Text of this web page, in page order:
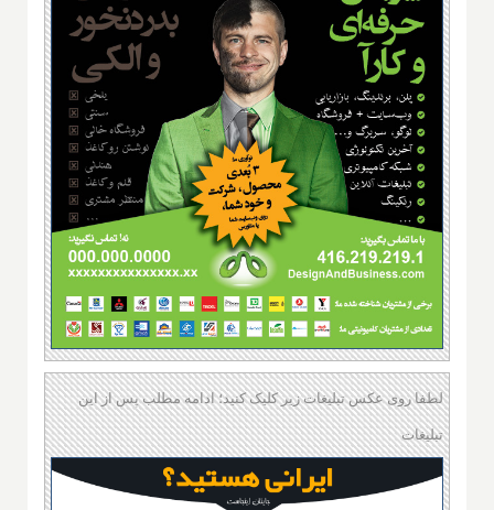
لطفا روی عکس تبلیغات زیر کلیک کنید؛ ادامه مطلب پس از این
تبلیغات